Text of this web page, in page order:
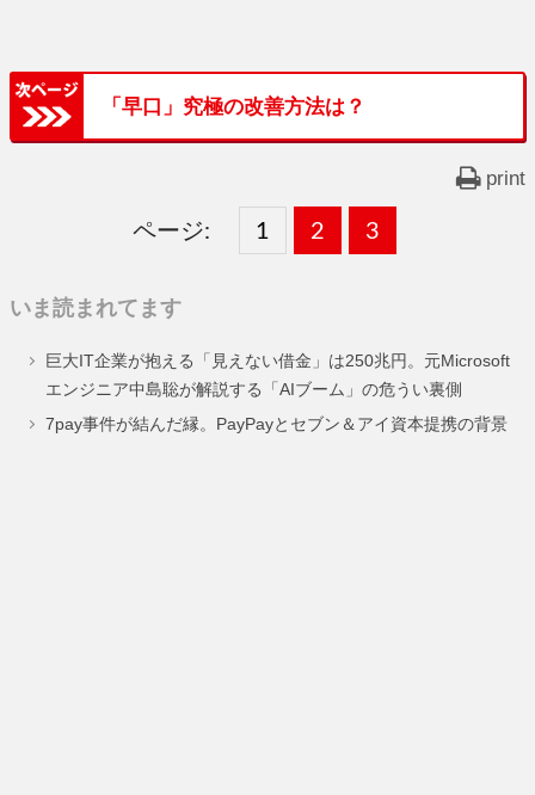
「早口」究極の改善方法は？
print
ページ:
固
ー
ジ
1 ,
固
ー
ジ
2 ,
固
ー
ジ
3
いま読まれてます
巨大IT企業が抱える「見えない借金」は250兆円。元Microsoft
エンジニア中島聡が解説する「AIブーム」の危うい裏側
7pay事件が結んだ縁。PayPayとセブン＆アイ資本提携の背景